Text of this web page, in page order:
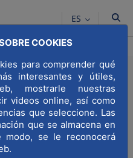
COOKIES
para comprender qué
interesantes y útiles,
mostrarle nuestras
videos online, así como
que seleccione. Las
que se almacena en
modo, se le reconocerá
ES
su Memoria
para el